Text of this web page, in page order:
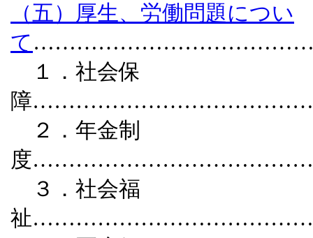
（五）厚生、労働問題につい
て
１．社会保
障
２．年金制
度
３．社会福
祉